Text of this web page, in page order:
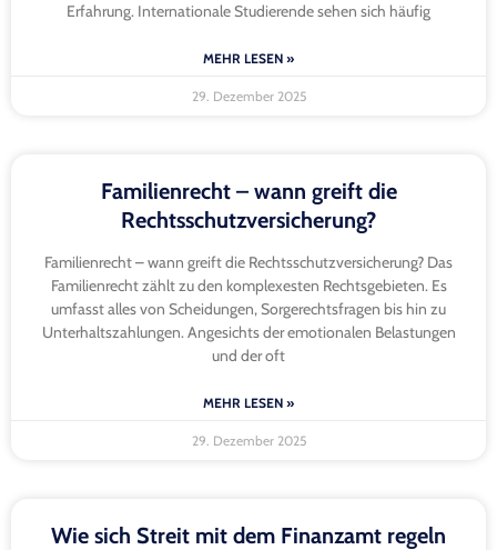
Erfahrung. Internationale Studierende sehen sich häufig
MEHR LESEN »
29. Dezember 2025
Familienrecht – wann greift die
Rechtsschutzversicherung?
Familienrecht – wann greift die Rechtsschutzversicherung? Das
Familienrecht zählt zu den komplexesten Rechtsgebieten. Es
umfasst alles von Scheidungen, Sorgerechtsfragen bis hin zu
Unterhaltszahlungen. Angesichts der emotionalen Belastungen
und der oft
MEHR LESEN »
29. Dezember 2025
Wie sich Streit mit dem Finanzamt regeln